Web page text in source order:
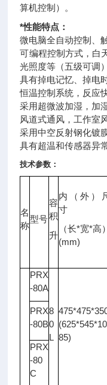
算机控制）。
*性能特点：
微电脑全自动控制、
可编程控制方式，白
光照度等（五级可调）
具有掉电记忆、掉电
恒温控制系统，反应
采用超微波加湿，加
风道式通风，工作室
采用中空反射钢化镀
具有超温和传感器异
技术参数：
名
称
型号
容
积
升
内（外）
寸
（长*宽*高）
(mm)
PRX
-80A
8
0
L
(625*545*10
85)
PRX
-80B
PRX
-80
C